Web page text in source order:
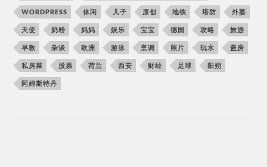
WORDPRESS 休闲 儿子 原创 地铁 塔防 外婆
天使 奶粉 妈妈 娱乐 宝宝 德国 攻略 旅游
早教 杂谈 欧洲 游泳 烹调 照片 玩水 盖房
私房菜 股票 荷兰 西安 财经 足球 阳朔
阿姆斯特丹